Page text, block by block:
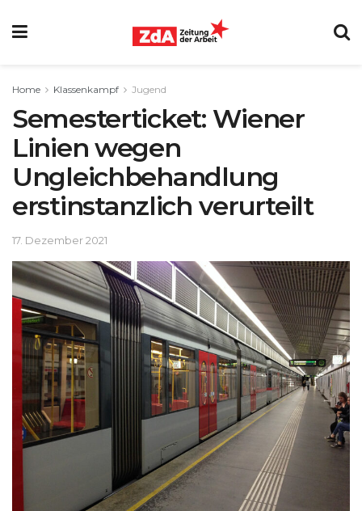
Home Klassenkampf Jugend
Semesterticket: Wiener
Linien wegen
Ungleichbehandlung
erstinstanzlich verurteilt
17. Dezember 2021